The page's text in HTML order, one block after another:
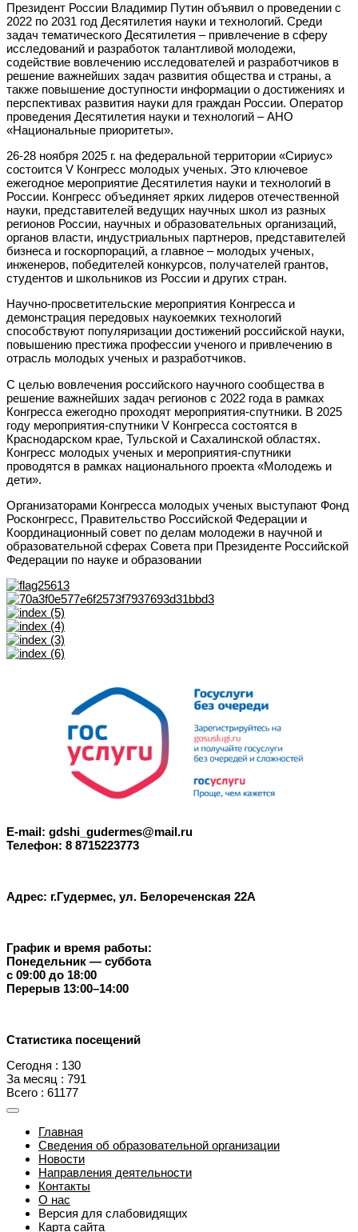
Президент России Владимир Путин объявил о проведении с
2022 по 2031 год Десятилетия науки и технологий. Среди
задач тематического Десятилетия – привлечение в сферу
исследований и разработок талантливой молодежи,
содействие вовлечению исследователей и разработчиков в
решение важнейших задач развития общества и страны, а
также повышение доступности информации о достижениях и
перспективах развития науки для граждан России. Оператор
проведения Десятилетия науки и технологий – АНО
«Национальные приоритеты».
26-28 ноября 2025 г. на федеральной территории «Сириус»
состоится V Конгресс молодых ученых. Это ключевое
ежегодное мероприятие Десятилетия науки и технологий в
России. Конгресс объединяет ярких лидеров отечественной
науки, представителей ведущих научных школ из разных
регионов России, научных и образовательных организаций,
органов власти, индустриальных партнеров, представителей
бизнеса и госкорпораций, а главное – молодых ученых,
инженеров, победителей конкурсов, получателей грантов,
студентов и школьников из России и других стран.
Научно-просветительские мероприятия Конгресса и
демонстрация передовых наукоемких технологий
способствуют популяризации достижений российской науки,
повышению престижа профессии ученого и привлечению в
отрасль молодых ученых и разработчиков.
С целью вовлечения российского научного сообщества в
решение важнейших задач регионов с 2022 года в рамках
Конгресса ежегодно проходят мероприятия-спутники. В 2025
году мероприятия-спутники V Конгресса состоятся в
Краснодарском крае, Тульской и Сахалинской областях.
Конгресс молодых ученых и мероприятия-спутники
проводятся в рамках национального проекта «Молодежь и
дети».
Организаторами Конгресса молодых ученых выступают Фонд
Росконгресс, Правительство Российской Федерации и
Координационный совет по делам молодежи в научной и
образовательной сферах Совета при Президенте Российской
Федерации по науке и образовании
E-mail: gdshi_gudermes@mail.ru
Телефон: 8 8715223773
Адрес: г.Гудермес, ул. Белореченская 22А
График и время работы:
Понедельник — суббота
с 09:00 до 18:00
Перерыв 13:00–14:00
Статистика посещений
Сегодня : 130
За месяц : 791
Всего : 61177
Главная
Сведения об образовательной организации
Новости
Направления деятельности
Контакты
О нас
Версия для слабовидящих
Карта сайта